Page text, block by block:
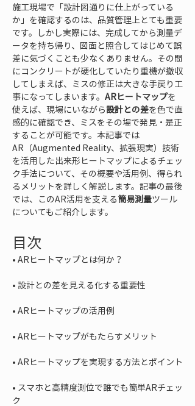
施工現場で「設計図通りに仕上がっている
か」を確認するのは、品質管理上とても重要
です。しかし実際には、完成してから測量デ
ータを持ち帰り、図面と照合してはじめて誤
差に気づくことも少なくありません。その間
にコンクリートが硬化していたり重機が撤収
してしまえば、ミスの修正は大きな手戻り工
事になってしまいます。 ARヒートマップを
使えば、現場にいながら設計との差を色で直
感的に確認でき、ミスをその場で発見・是正
することが可能です。本記事では
AR（Augmented Reality、拡張現実）技術
を活用した出来形ヒートマップによるチェッ
ク手法について、その概要や活用例、得られ
るメリットを詳しく解説します。記事の最後
では、このAR活用を支える簡易測量ツール
についてもご紹介します。
目次
•
•
•
•
•
• スマホと高精度測位で誰でも簡単ARチェッ